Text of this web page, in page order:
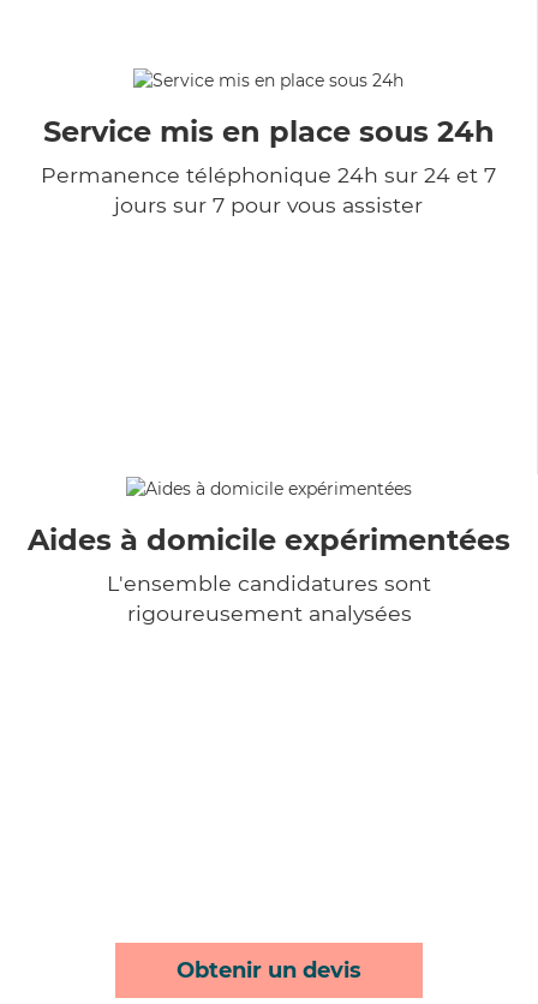
Service mis en place sous 24h
Permanence téléphonique 24h sur 24 et 7
jours sur 7 pour vous assister
Aides à domicile expérimentées
L'ensemble candidatures sont
rigoureusement analysées
Obtenir un devis